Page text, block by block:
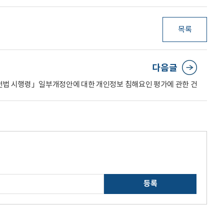
목록
다음글
법 시행령」일부개정안에 대한 개인정보 침해요인 평가에 관한 건
등록